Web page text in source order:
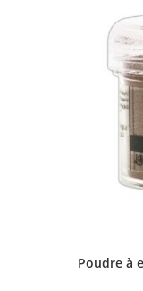
Poudre à